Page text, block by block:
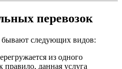
перевозок
бывают следующих видов:
из одного
правило, данная услуга